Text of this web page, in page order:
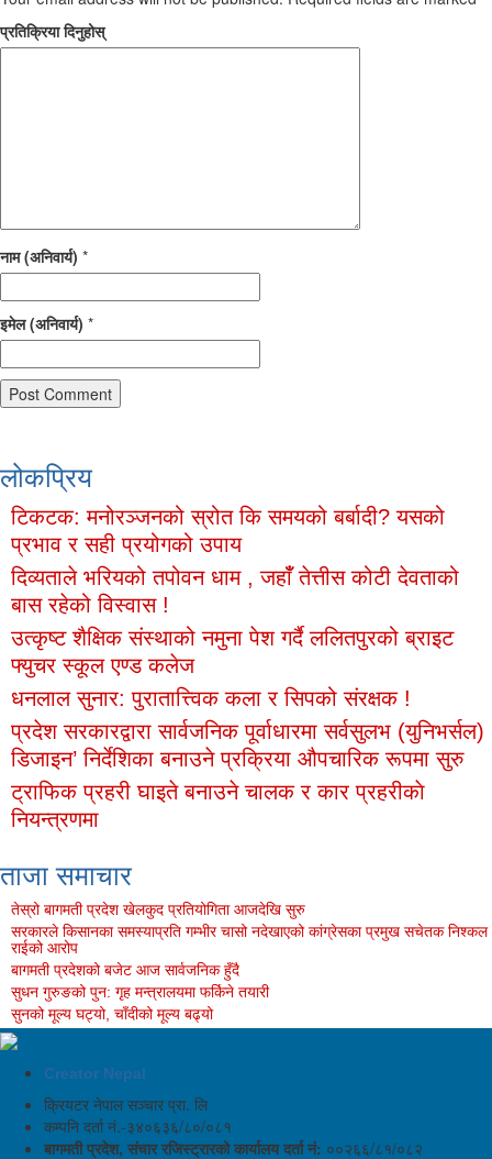
प्रतिक्रिया दिनुहोस्
नाम (अनिवार्य) *
इमेल (अनिवार्य) *
लोकप्रिय
टिकटक: मनोरञ्जनको स्रोत कि समयको बर्बादी? यसको
प्रभाव र सही प्रयोगको उपाय
दिव्यताले भरियको तपोवन धाम , जहाँँ तेत्तीस कोटी देवताको
बास रहेको विस्वास !
उत्कृष्ट शैक्षिक संस्थाको नमुना पेश गर्दै ललितपुरको ब्राइट
फ्युचर स्कूल एण्ड कलेज
धनलाल सुनार: पुरातात्त्विक कला र सिपको संरक्षक !
प्रदेश सरकारद्वारा सार्वजनिक पूर्वाधारमा सर्वसुलभ (युनिभर्सल)
डिजाइन’ निर्देशिका बनाउने प्रक्रिया औपचारिक रूपमा सुरु
ट्राफिक प्रहरी घाइते बनाउने चालक र कार प्रहरीकाे
नियन्त्रणमा
ताजा समाचार
तेस्रो बागमती प्रदेश खेलकुद प्रतियोगिता आजदेखि सुरु
सरकारले किसानका समस्याप्रति गम्भीर चासो नदेखाएको कांग्रेसका प्रमुख सचेतक निश्कल
राईको आरोप
बागमती प्रदेशको बजेट आज सार्वजनिक हुँदै
सुधन गुरुङको पुन: गृह मन्त्रालयमा फर्किने तयारी
सुनको मूल्य घट्यो, चाँदीको मूल्य बढ्यो
Creator Nepal
क्रियटर नेपाल सञ्चार प्रा. लि
कम्पनि दर्ता नं.-३४०६३६/८०/०८१
बागमती प्रदेश, संचार रजिस्ट्रारको कार्यालय दर्ता नं: ००२६६/८१/०८२